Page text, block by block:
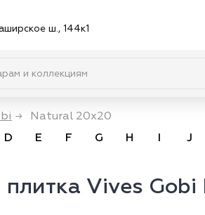
ш., 144к1
→
Natural 20x20
D E F G H I J
плитка Vives